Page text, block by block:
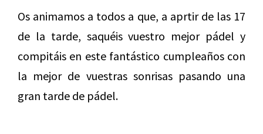
Os animamos a todos a que, a aprtir de las 17
de la tarde, saquéis vuestro mejor pádel y
compitáis en este fantástico cumpleaños con
la mejor de vuestras sonrisas pasando una
gran tarde de pádel.